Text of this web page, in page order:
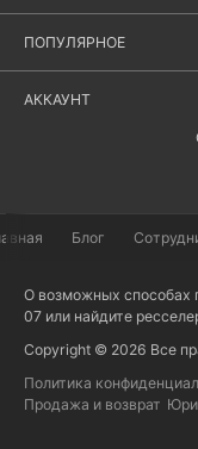
ПОПУЛЯРНОЕ
АККАУНТ
Блог
О возможных способах
07 или найдите
Copyright © 2026 Все
Политика
Продажа и возврат